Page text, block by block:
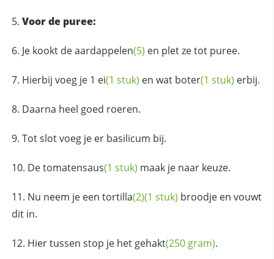
Voor de puree:
Je kookt deaardappelen(5) en plet ze tot puree.
Hierbij voeg je 1 ei(1 stuk) en wat boter(1 stuk) erbij.
Daarna heel goed roeren.
Tot slot voeg je er basilicum bij.
Detomatensaus(1 stuk) maak je naar keuze.
Nu neem je een tortilla(2)(1 stuk) broodje en vouwt
dit in.
Hier tussen stop je het gehakt(250 gram).